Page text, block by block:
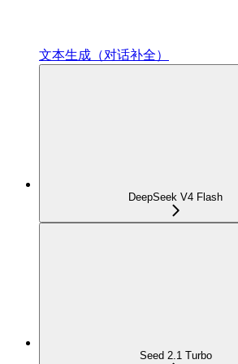
文本生成（对话补全）
DeepSeek V4 Flash
Seed 2.1 Turbo